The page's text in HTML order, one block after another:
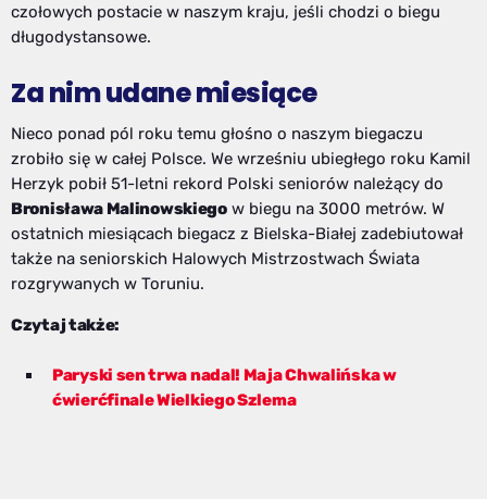
czołowych postacie w naszym kraju, jeśli chodzi o biegu
długodystansowe.
Za nim udane miesiące
Nieco ponad pól roku temu głośno o naszym biegaczu
zrobiło się w całej Polsce. We wrześniu ubiegłego roku Kamil
Herzyk pobił 51-letni rekord Polski seniorów należący do
Bronisława Malinowskiegow biegu na 3000 metrów. W
ostatnich miesiącach biegacz z Bielska-Białej zadebiutował
także na seniorskich Halowych Mistrzostwach Świata
rozgrywanych w Toruniu.
Czytaj także:
Paryski sen trwa nadal! Maja Chwalińska w
ćwierćfinale Wielkiego Szlema